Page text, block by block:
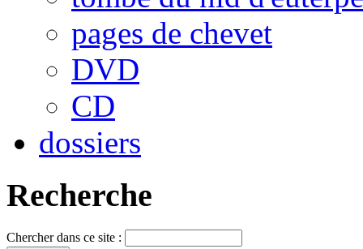
pages de chevet
DVD
CD
dossiers
Recherche
Chercher dans ce site :